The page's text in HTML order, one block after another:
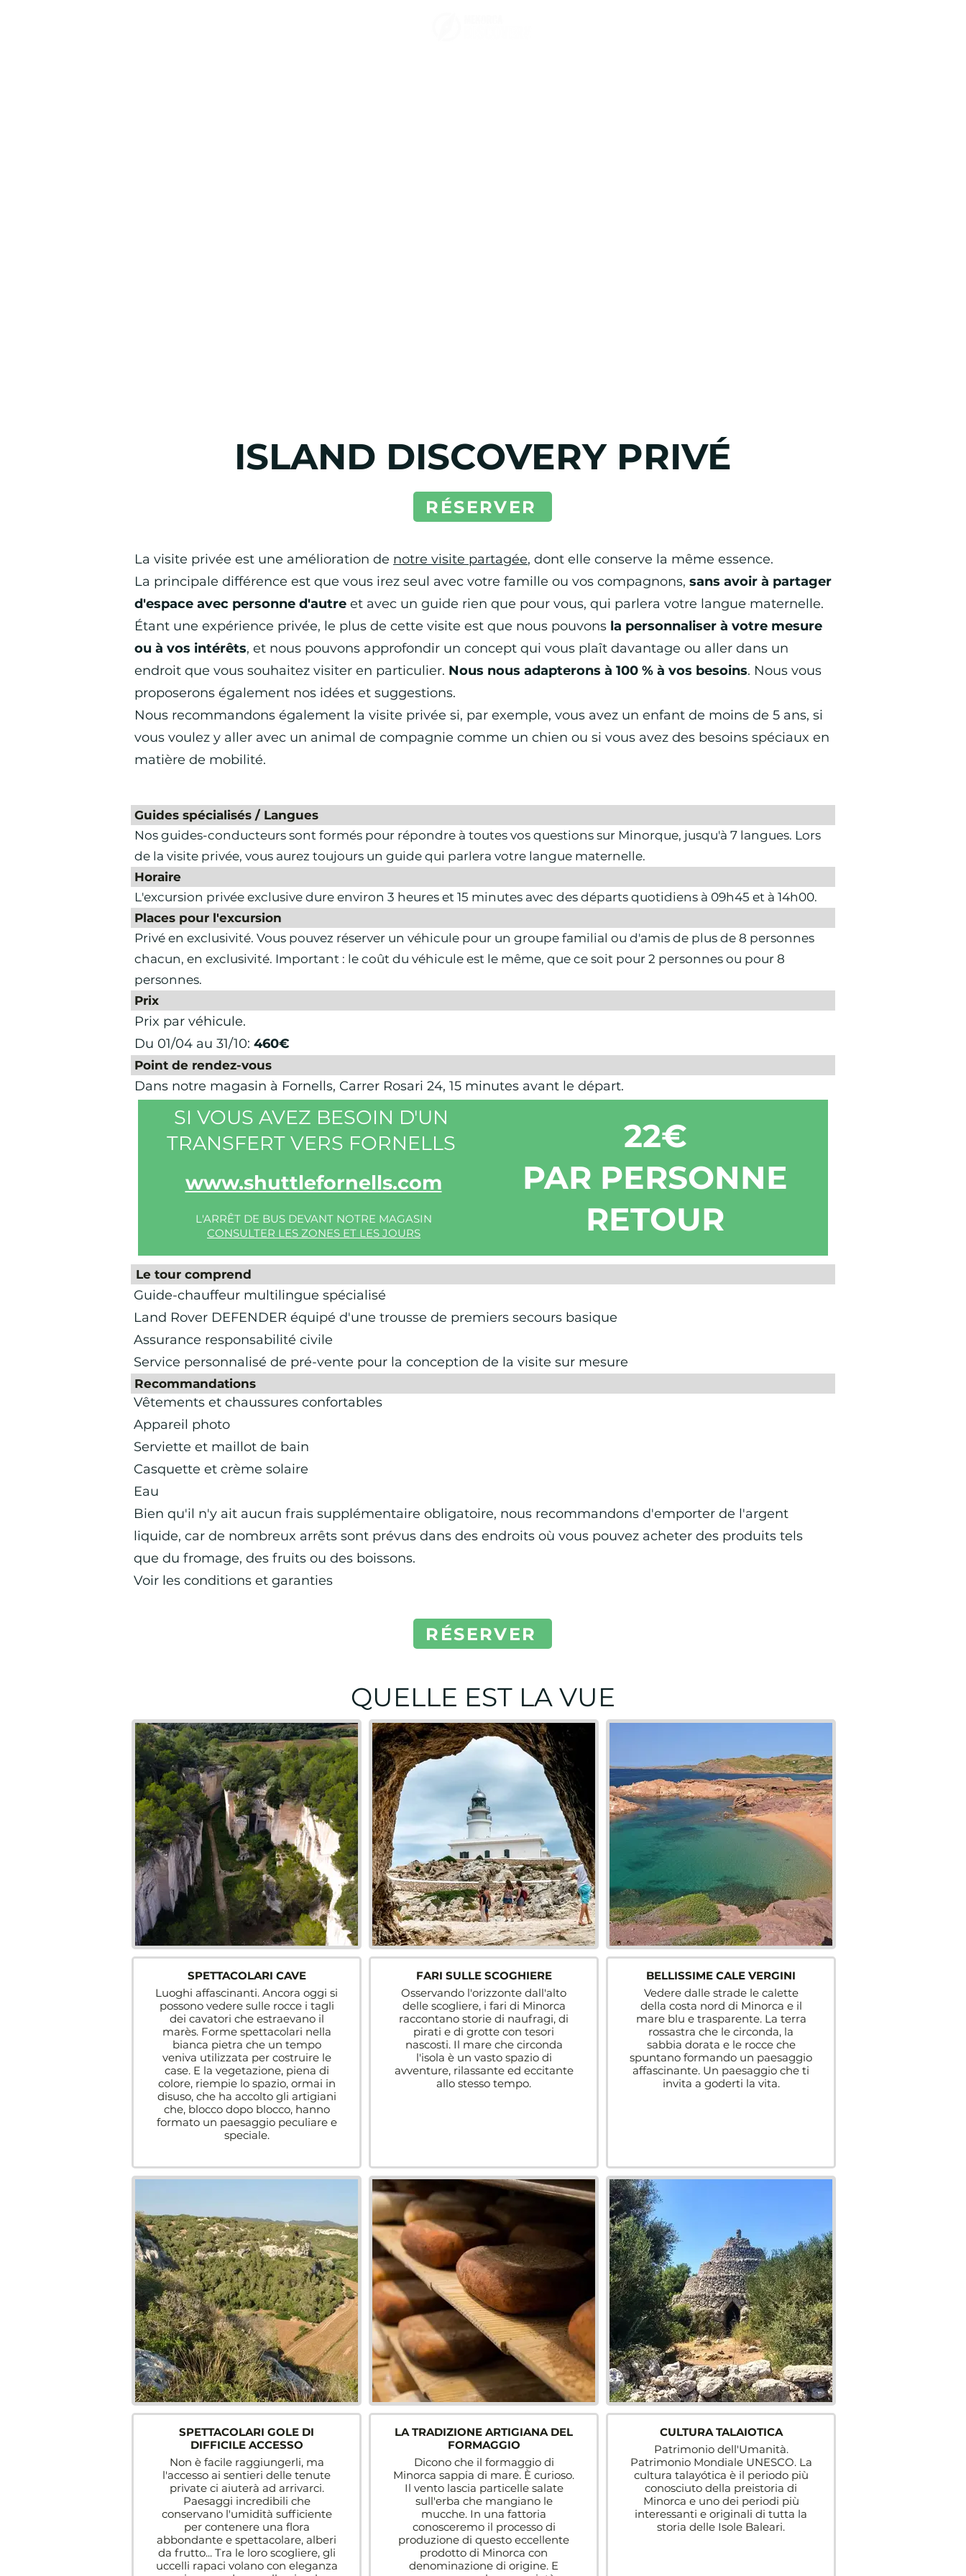
ISLAND DISCOVERY PRIVÉ
RÉSERVER
La visite privée est une amélioration de notre visite partagée, dont elle conserve la même essence.
La principale différence est que vous irez seul avec votre famille ou vos compagnons, sans avoir à partager
d'espace avec personne d'autre et avec un guide rien que pour vous, qui parlera votre langue maternelle.
Étant une expérience privée, le plus de cette visite est que nous pouvons la personnaliser à votre mesure
ou à vos intérêts, et nous pouvons approfondir un concept qui vous plaît davantage ou aller dans un
endroit que vous souhaitez visiter en particulier. Nous nous adapterons à 100 % à vos besoins. Nous vous
proposerons également nos idées et suggestions.
Nous recommandons également la visite privée si, par exemple, vous avez un enfant de moins de 5 ans, si
vous voulez y aller avec un animal de compagnie comme un chien ou si vous avez des besoins spéciaux en
matière de mobilité.
Guides spécialisés / Langues
Nos guides-conducteurs sont formés pour répondre à toutes vos questions sur Minorque, jusqu'à 7 langues. Lors
de la visite privée, vous aurez toujours un guide qui parlera votre langue maternelle.
Horaire
L'excursion privée exclusive dure environ 3 heures et 15 minutes avec des départs quotidiens à 09h45 et à 14h00.
Places pour l'excursion
Privé en exclusivité. Vous pouvez réserver un véhicule pour un groupe familial ou d'amis de plus de 8 personnes
chacun, en exclusivité. Important : le coût du véhicule est le même, que ce soit pour 2 personnes ou pour 8
personnes.
Prix
Prix par véhicule.
Du 01/04 au 31/10: 460€
Point de rendez-vous
Dans notre magasin à Fornells, Carrer Rosari 24, 15 minutes avant le départ.
SI VOUS AVEZ BESOIN D'UN
TRANSFERT VERS FORNELLS
www.shuttlefornells.com
L'ARRÊT DE BUS DEVANT NOTRE MAGASIN
CONSULTER LES ZONES ET LES JOURS
22€
PAR PERSONNE
RETOUR
Le tour comprend
Guide-chauffeur multilingue spécialisé
Land Rover DEFENDER équipé d'une trousse de premiers secours basique
Assurance responsabilité civile
Service personnalisé de pré-vente pour la conception de la visite sur mesure
Recommandations
Vêtements et chaussures confortables
Appareil photo
Serviette et maillot de bain
Casquette et crème solaire
Eau
Bien qu'il n'y ait aucun frais supplémentaire obligatoire, nous recommandons d'emporter de l'argent
liquide, car de nombreux arrêts sont prévus dans des endroits où vous pouvez acheter des produits tels
que du fromage, des fruits ou des boissons.
Voir les conditions et garanties
RÉSERVER
QUELLE EST LA VUE
SPETTACOLARI CAVE
Luoghi affascinanti. Ancora oggi si
possono vedere sulle rocce i tagli
dei cavatori che estraevano il
marès. Forme spettacolari nella
bianca pietra che un tempo
veniva utilizzata per costruire le
case. E la vegetazione, piena di
colore, riempie lo spazio, ormai in
disuso, che ha accolto gli artigiani
che, blocco dopo blocco, hanno
formato un paesaggio peculiare e
speciale.
FARI SULLE SCOGHIERE
Osservando l'orizzonte dall'alto
delle scogliere, i fari di Minorca
raccontano storie di naufragi, di
pirati e di grotte con tesori
nascosti. Il mare che circonda
l'isola è un vasto spazio di
avventure, rilassante ed eccitante
allo stesso tempo.
BELLISSIME CALE VERGINI
Vedere dalle strade le calette
della costa nord di Minorca e il
mare blu e trasparente. La terra
rossastra che le circonda, la
sabbia dorata e le rocce che
spuntano formando un paesaggio
affascinante. Un paesaggio che ti
invita a goderti la vita.
SPETTACOLARI GOLE DI
DIFFICILE ACCESSO
Non è facile raggiungerli, ma
l'accesso ai sentieri delle tenute
private ci aiuterà ad arrivarci.
Paesaggi incredibili che
conservano l'umidità sufficiente
per contenere una flora
abbondante e spettacolare, alberi
da frutto... Tra le loro scogliere, gli
uccelli rapaci volano con eleganza
LA TRADIZIONE ARTIGIANA DEL
FORMAGGIO
Dicono che il formaggio di
Minorca sappia di mare. È curioso.
Il vento lascia particelle salate
sull'erba che mangiano le
mucche. In una fattoria
conosceremo il processo di
produzione di questo eccellente
prodotto di Minorca con
denominazione di origine. E
CULTURA TALAIOTICA
Patrimonio dell'Umanità.
Patrimonio Mondiale UNESCO. La
cultura talayótica è il periodo più
conosciuto della preistoria di
Minorca e uno dei periodi più
interessanti e originali di tutta la
storia delle Isole Baleari.